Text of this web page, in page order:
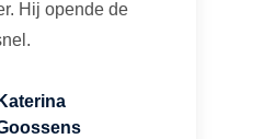
Hij opende de
Katerina